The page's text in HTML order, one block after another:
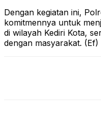
Dengan kegiatan ini,
komitmennya untuk
di wilayah Kediri Kota,
dengan masyarakat. (Ef)